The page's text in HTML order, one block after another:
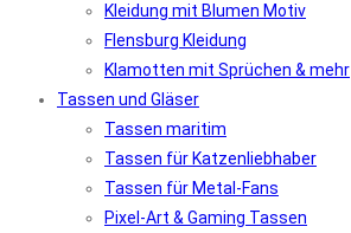
Kleidung mit Blumen Motiv
Flensburg Kleidung
Klamotten mit Sprüchen & mehr
Tassen und Gläser
Tassen maritim
Tassen für Katzenliebhaber
Tassen für Metal-Fans
Pixel-Art & Gaming Tassen